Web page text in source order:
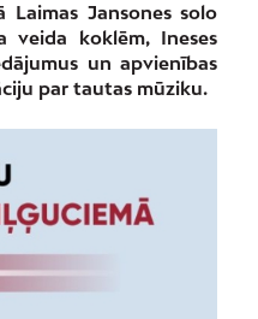
Laimas Jansones solo
veida koklēm, Ineses
un apvienības
par tautas mūziku.